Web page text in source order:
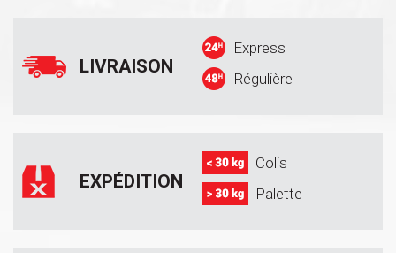
LIVRAISON
Express
Régulière
EXPÉDITION
Colis
Palette